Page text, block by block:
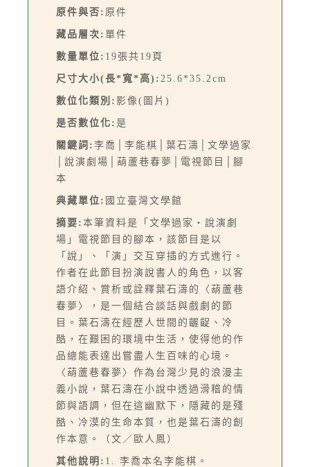
原件與否: 原件
藏品層次: 單件
數量單位: 19張共19頁
尺寸大小(長*寬*高): 25.6*35.2cm
數位化類別: 影像(圖片)
是否數位化: 是
關鍵詞: 李喬│李能棋│葉石濤│文學過家
│說演劇場│葫蘆巷春夢│電視節目│腳
本
典藏單位: 國立臺灣文學館
摘要: 本筆資料是「文學過家・說演劇
場」電視節目的腳本，該節目是以
「說」、「演」交互穿插的方式進行。
作者在此節目扮演說書人的角色，以客
語介紹、賞析或詮釋葉石濤的〈葫蘆巷
春夢〉，是一個結合談話與戲劇的節
目。葉石濤在經歷人世間的齷齪、冷
酷，在艱困的環境中生活，使得他的作
品總能表達出嘗盡人生百味的心境。
〈葫蘆巷春夢〉作為台灣少見的浪漫主
義小說，葉石濤在小說中透過滑稽的情
節與語調，但在這幽默下，隱藏的是殘
酷、冷漠的生命本質，也是葉石濤的創
作本意。（文／歐人鳳）
其他說明: 1. 李喬本名李能棋。